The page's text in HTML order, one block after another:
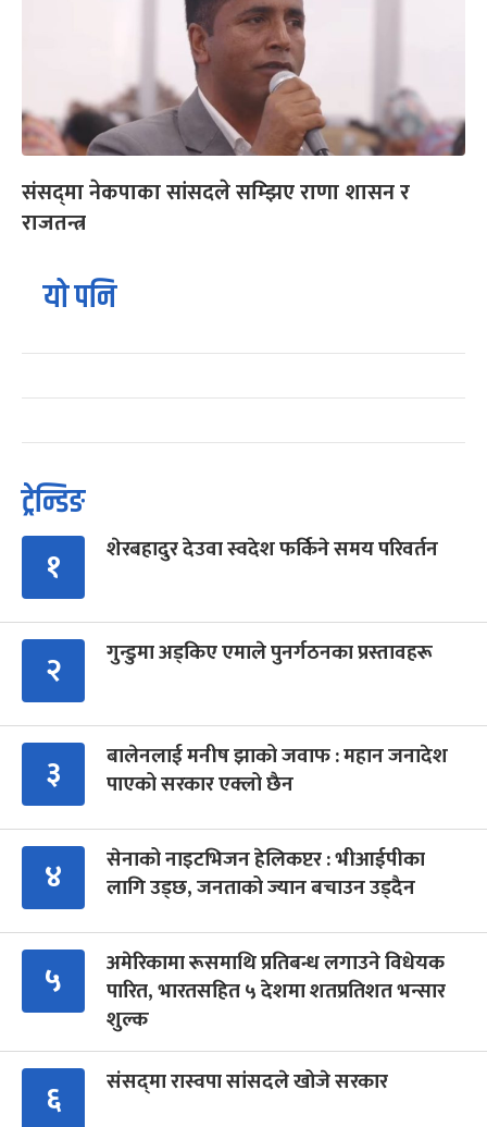
संसद्‌मा नेकपाका सांसदले सम्झिए राणा शासन र
राजतन्त्र
यो पनि
ट्रेन्डिङ
१ शेरबहादुर देउवा स्वदेश फर्किने समय परिवर्तन
२ गुन्डुमा अड्किए एमाले पुनर्गठनका प्रस्तावहरू
३
बालेनलाई मनीष झाको जवाफ : महान जनादेश
पाएको सरकार एक्लो छैन
४
सेनाको नाइटभिजन हेलिकप्टर : भीआईपीका
लागि उड्छ, जनताको ज्यान बचाउन उड्दैन
५
अमेरिकामा रूसमाथि प्रतिबन्ध लगाउने विधेयक
पारित, भारतसहित ५ देशमा शतप्रतिशत भन्सार
शुल्क
६ संसद्‍मा रास्वपा सांसदले खोजे सरकार